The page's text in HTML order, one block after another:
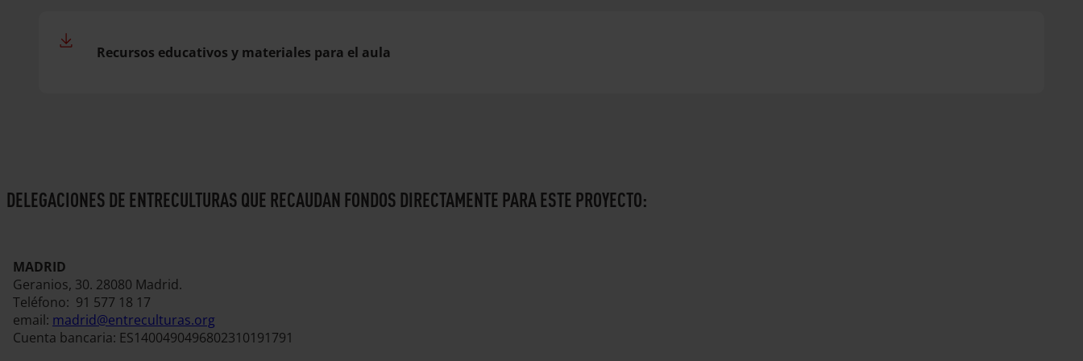
Recursos educativos y materiales para el aula
DELEGACIONES DE ENTRECULTURAS QUE RECAUDAN FONDOS DIRECTAMENTE PARA ESTE PROYECTO:
MADRID
Geranios, 30. 28080 Madrid.
Teléfono: 91 577 18 17
email: madrid@entreculturas.org
Cuenta bancaria: ES1400490496802310191791